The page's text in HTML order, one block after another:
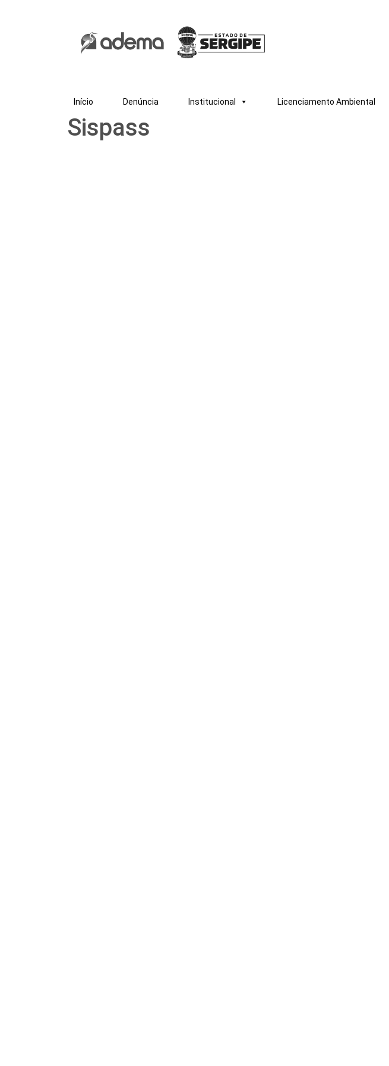
Início Denúncia Institucional Licenciamento Ambiental
Sispass